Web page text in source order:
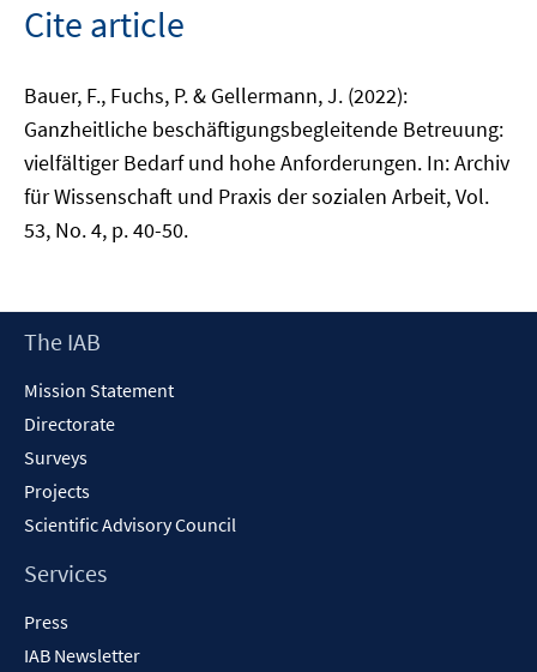
Cite article
Bauer, F., Fuchs, P. & Gellermann, J. (2022):
Ganzheitliche beschäftigungsbegleitende Betreuung:
vielfältiger Bedarf und hohe Anforderungen. In: Archiv
für Wissenschaft und Praxis der sozialen Arbeit, Vol.
53, No. 4, p. 40-50.
Footer
The IAB
Mission Statement
Directorate
Surveys
Projects
Scientific Advisory Council
Services
Press
IAB Newsletter